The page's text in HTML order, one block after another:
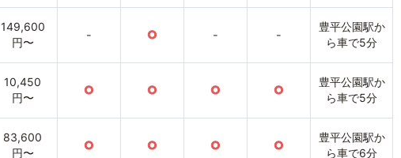
149,600
円〜
- ○ - -
豊平公園駅か
ら車で5分
10,450
円〜
○ ○ ○ ○
豊平公園駅か
ら車で5分
83,600
円〜
○ ○ ○ ○
豊平公園駅か
ら車で6分